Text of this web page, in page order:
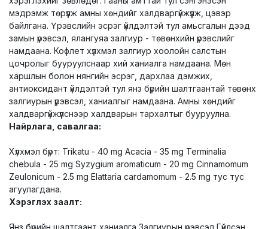
мэдрэмж төрүүлж амны хөндийг халдваргүйжүүлж, цэвэр
байлгана. Үрэвслийн эсрэг үйлдэлтэй тул амьсгалын дээд
замын үрэвсэл, ялангуяа залгиур - төвөнхийн үрэвслийг
намдаана. Кофлет хүлхмэл залгиур хоолойн салстын
цочролыг бууруулснаар хий ханиалга намдаана. Мөн
харшлын болон нянгийн эсрэг, дархлаа дэмжих,
антиоксидант үйлдэлтэй тул янз бүрийн шалтгаантай төвөнх
залгиурын үрэвсэл, ханиалгыг намдаана. Амны хөндийг
халдваргүйжүүлснээр халдварын тархалтыг бууруулна.
Найрлага, савалгаа:
Хүлхмэл бүрт: Trikatu - 40 mg Acacia - 35 mg Terminalia
chebula - 25 mg Syzygium aromaticum - 20 mg Cinnamomum
Zeulonicum - 2.5 mg Еlattaria cardamomum - 2.5 mg тус тус
агуулагдана.
Хэрэглэх заалт: